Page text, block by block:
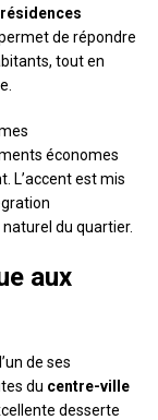
résidences
de répondre
tout en
économes
L’accent est mis
du quartier.
aux
de ses
du centre-ville
desserte